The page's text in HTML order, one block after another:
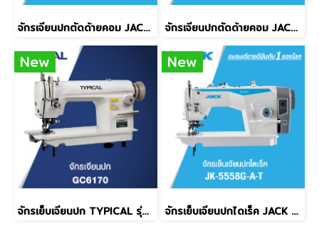
จักรเจียนปกตัดด้ายคอม JACK รุ่น JK-5559F-W จักรเจียนปกตัดด้ายคอม JACK รุ่น JK-5559F-W
New
จักรเย็บเจียนปก TYPICAL รุ่น GC6170
New
จักรเย็บเจียนปกไดเร็ค JACK รุ่น JK-5558G-A-T